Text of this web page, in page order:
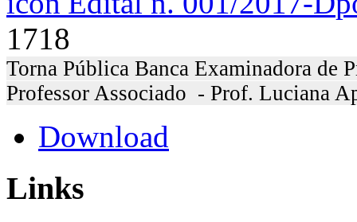
1718
Torna Pública Banca Examinadora de
Professor Associado - Prof. Luciana
Download
Links